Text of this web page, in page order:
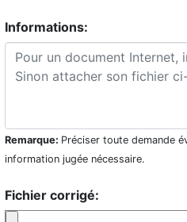
Informations:
Remarque: Préciser toute demande
information jugée nécessaire.
Fichier corrigé: